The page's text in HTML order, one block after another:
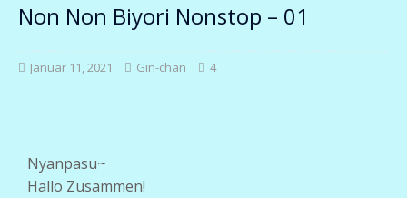
Non Non Biyori Nonstop – 01
Januar 11, 2021 Gin-chan 4
Nyanpasu~
Hallo Zusammen!